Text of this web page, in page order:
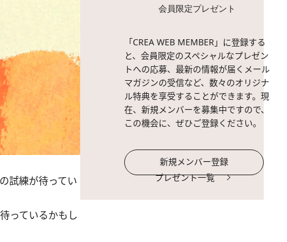
試練が待ってい
っているかもし
会員限定プレゼント
「CREA WEB MEMBER」に登録する
と、会員限定のスペシャルなプレゼン
トへの応募、最新の情報が届くメール
マガジンの受信など、数々のオリジナ
ル特典を享受することができます。現
在、新規メンバーを募集中ですので、
この機会に、ぜひご登録ください。
新規メンバー登録
プレゼント一覧